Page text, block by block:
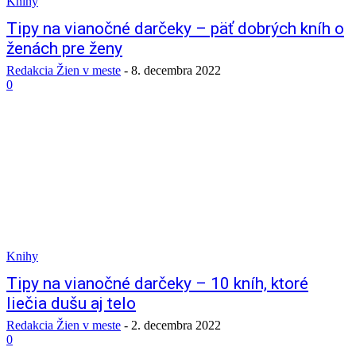
Tipy na vianočné darčeky – päť dobrých kníh o
ženách pre ženy
Redakcia Žien v meste - 8. decembra 2022
0
Knihy
Tipy na vianočné darčeky – 10 kníh, ktoré
liečia dušu aj telo
Redakcia Žien v meste - 2. decembra 2022
0